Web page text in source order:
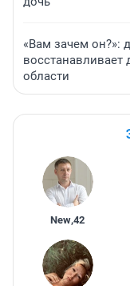
«Вам зачем он?»:
восстанавливает
области
New,42